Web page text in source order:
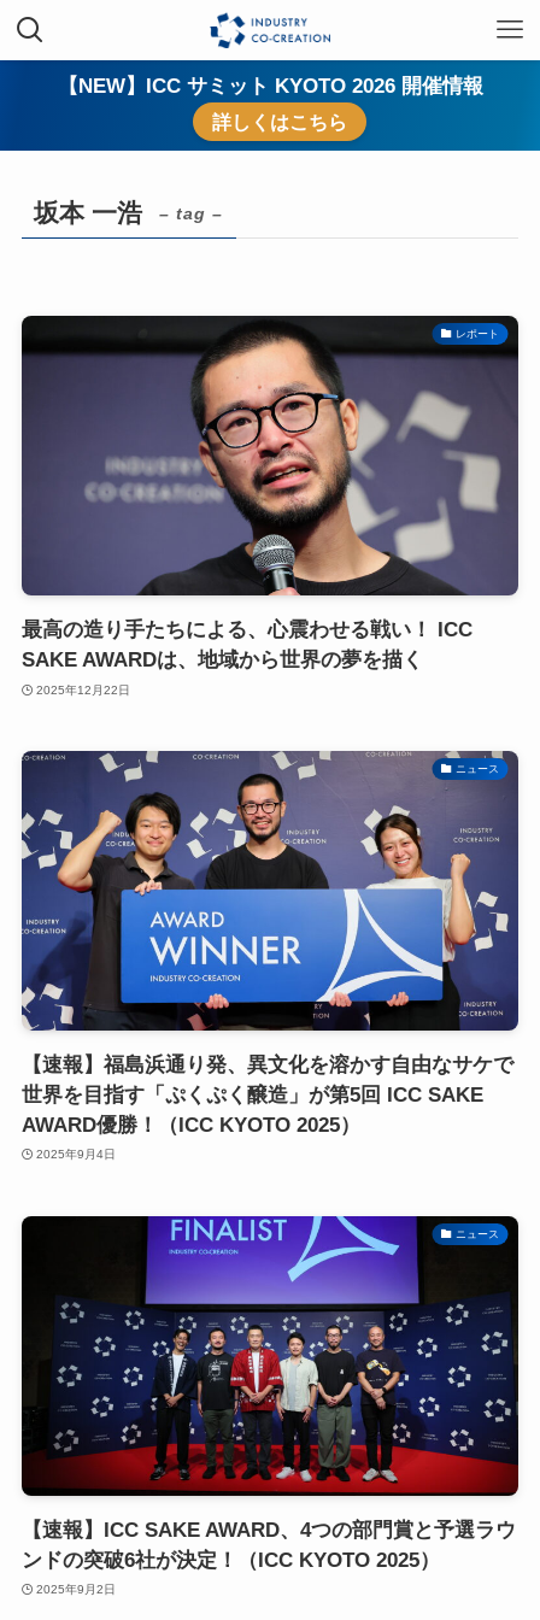
【NEW】ICC サミット KYOTO 2026 開催情報
詳しくはこちら
坂本 一浩 – tag –
レポート
最高の造り手たちによる、心震わせる戦い！ ICC
SAKE AWARDは、地域から世界の夢を描く
2025年12月22日
ニュース
【速報】福島浜通り発、異文化を溶かす自由なサケで
世界を目指す「ぷくぷく醸造」が第5回 ICC SAKE
AWARD優勝！（ICC KYOTO 2025）
2025年9月4日
ニュース
【速報】ICC SAKE AWARD、4つの部門賞と予選ラウ
ンドの突破6社が決定！（ICC KYOTO 2025）
2025年9月2日